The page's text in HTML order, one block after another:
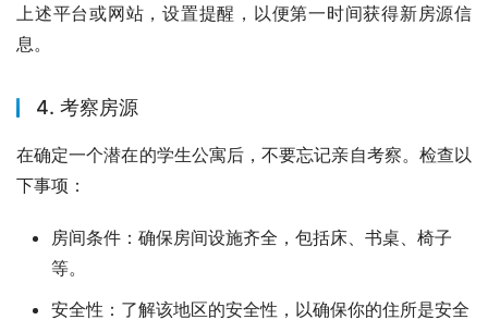
上述平台或网站，设置提醒，以便第一时间获得新房源信
息。
4. 考察房源
在确定一个潜在的学生公寓后，不要忘记亲自考察。检查以
下事项：
房间条件：确保房间设施齐全，包括床、书桌、椅子
等。
安全性：了解该地区的安全性，以确保你的住所是安全